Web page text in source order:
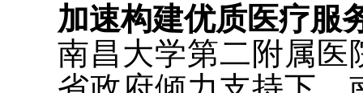
加速构建优质医疗服
南昌大学第二附属医